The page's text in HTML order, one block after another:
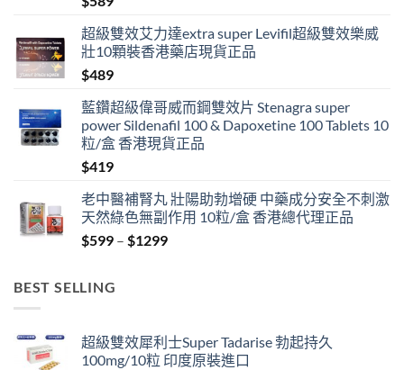
超級雙效艾力達extra super Levifil超級雙效樂威
壯10顆裝香港藥店現貨正品
$489
藍鑽超級偉哥威而鋼雙效片 Stenagra super
power Sildenafil 100 & Dapoxetine 100 Tablets 10
粒/盒 香港現貨正品
$419
老中醫補腎丸 壯陽助勃增硬 中藥成分安全不刺激
天然綠色無副作用 10粒/盒 香港總代理正品
$599 – $1299Price
BEST SELLING
超級雙效犀利士Super Tadarise 勃起持久
100mg/10粒 印度原裝進口